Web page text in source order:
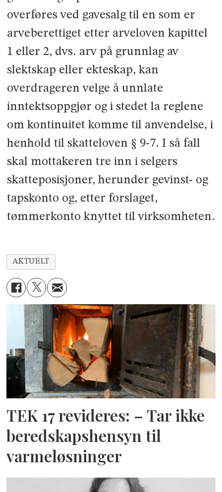
overføres ved gavesalg til en som er
arveberettiget etter arveloven kapittel
1 eller 2, dvs. arv på grunnlag av
slektskap eller ekteskap, kan
overdrageren velge å unnlate
inntektsoppgjør og i stedet la reglene
om kontinuitet komme til anvendelse, i
henhold til skatteloven § 9-7. I så fall
skal mottakeren tre inn i selgers
skatteposisjoner, herunder gevinst- og
tapskonto og, etter forslaget,
tømmerkonto knyttet til virksomheten.
AKTUELT
TEK 17 revideres: – Tar ikke
beredskapshensyn til
varmeløsninger